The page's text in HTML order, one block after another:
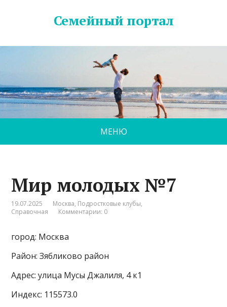
Семейный портал
МЕНЮ
Мир молодых №7
19.07.2025 Москва, Подростковые клубы,
Справочная
Комментарии: 0
город: Москва
Район: Зябликово район
Адрес: улица Мусы Джалиля, 4 к1
Индекс: 115573.0